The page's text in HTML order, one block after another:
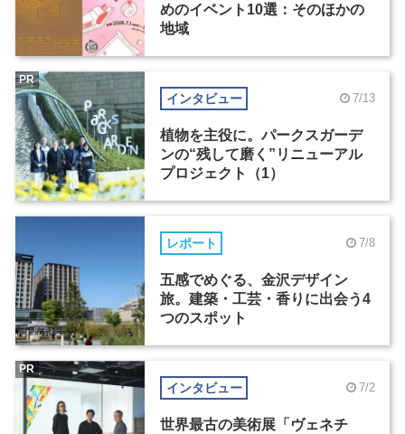
めのイベント10選：そのほかの
地域
インタビュー 7/13
植物を主役に。パークスガーデ
ンの“残して磨く”リニューアル
プロジェクト（1）
PR
レポート 7/8
五感でめぐる、金沢デザイン
旅。建築・工芸・香りに出会う4
つのスポット
インタビュー 7/2
世界最古の美術展「ヴェネチ
PR